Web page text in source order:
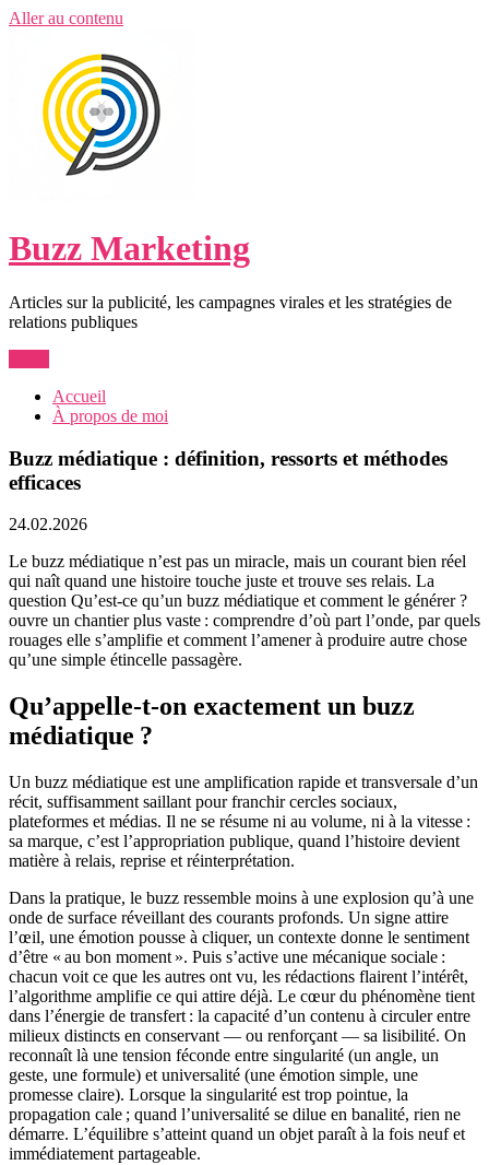
Aller au contenu
Buzz Marketing
Articles sur la publicité, les campagnes virales et les stratégies de
relations publiques
Accueil
À propos de moi
Buzz médiatique : définition, ressorts et méthodes
efficaces
24.02.2026
Le buzz médiatique n’est pas un miracle, mais un courant bien réel
qui naît quand une histoire touche juste et trouve ses relais. La
question Qu’est-ce qu’un buzz médiatique et comment le générer ?
ouvre un chantier plus vaste : comprendre d’où part l’onde, par quels
rouages elle s’amplifie et comment l’amener à produire autre chose
qu’une simple étincelle passagère.
Qu’appelle-t-on exactement un buzz
médiatique ?
Un buzz médiatique est une amplification rapide et transversale d’un
récit, suffisamment saillant pour franchir cercles sociaux,
plateformes et médias. Il ne se résume ni au volume, ni à la vitesse :
sa marque, c’est l’appropriation publique, quand l’histoire devient
matière à relais, reprise et réinterprétation.
Dans la pratique, le buzz ressemble moins à une explosion qu’à une
onde de surface réveillant des courants profonds. Un signe attire
l’œil, une émotion pousse à cliquer, un contexte donne le sentiment
d’être « au bon moment ». Puis s’active une mécanique sociale :
chacun voit ce que les autres ont vu, les rédactions flairent l’intérêt,
l’algorithme amplifie ce qui attire déjà. Le cœur du phénomène tient
dans l’énergie de transfert : la capacité d’un contenu à circuler entre
milieux distincts en conservant — ou renforçant — sa lisibilité. On
reconnaît là une tension féconde entre singularité (un angle, un
geste, une formule) et universalité (une émotion simple, une
promesse claire). Lorsque la singularité est trop pointue, la
propagation cale ; quand l’universalité se dilue en banalité, rien ne
démarre. L’équilibre s’atteint quand un objet paraît à la fois neuf et
immédiatement partageable.